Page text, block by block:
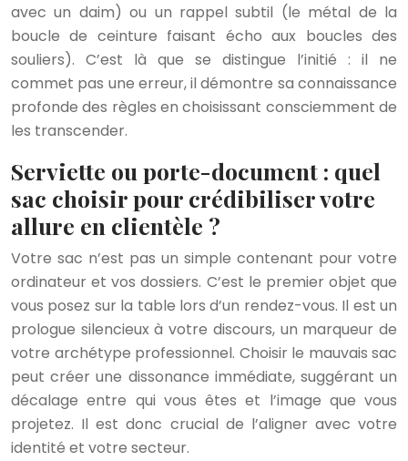
avec un daim) ou un rappel subtil (le métal de la
boucle de ceinture faisant écho aux boucles des
souliers). C’est là que se distingue l’initié : il ne
commet pas une erreur, il démontre sa connaissance
profonde des règles en choisissant consciemment de
les transcender.
Serviette ou porte-document : quel
sac choisir pour crédibiliser votre
allure en clientèle ?
Votre sac n’est pas un simple contenant pour votre
ordinateur et vos dossiers. C’est le premier objet que
vous posez sur la table lors d’un rendez-vous. Il est un
prologue silencieux à votre discours, un marqueur de
votre archétype professionnel. Choisir le mauvais sac
peut créer une dissonance immédiate, suggérant un
décalage entre qui vous êtes et l’image que vous
projetez. Il est donc crucial de l’aligner avec votre
identité et votre secteur.